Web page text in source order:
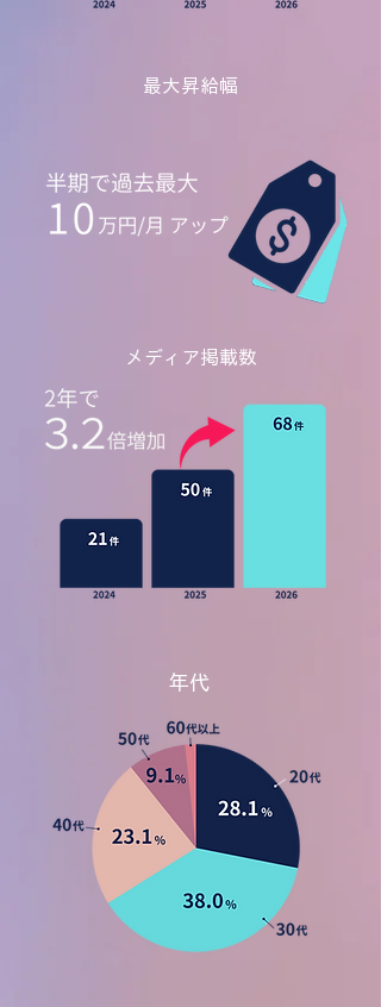
最大昇給幅
メディア掲載数
年代